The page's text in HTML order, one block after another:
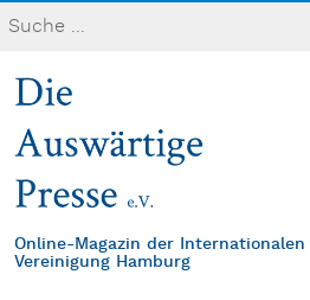
Online-Magazin der
Vereinigung Hamburg